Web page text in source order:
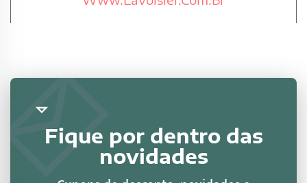
Fique por dentro das
novidades